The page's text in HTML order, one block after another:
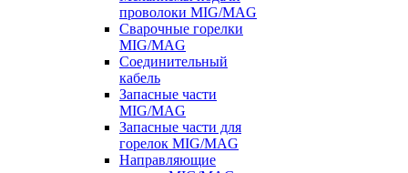
проволоки MIG/MAG
Сварочные горелки
MIG/MAG
Соединительный
кабель
Запасные части
MIG/MAG
Запасные части для
горелок MIG/MAG
Направляющие